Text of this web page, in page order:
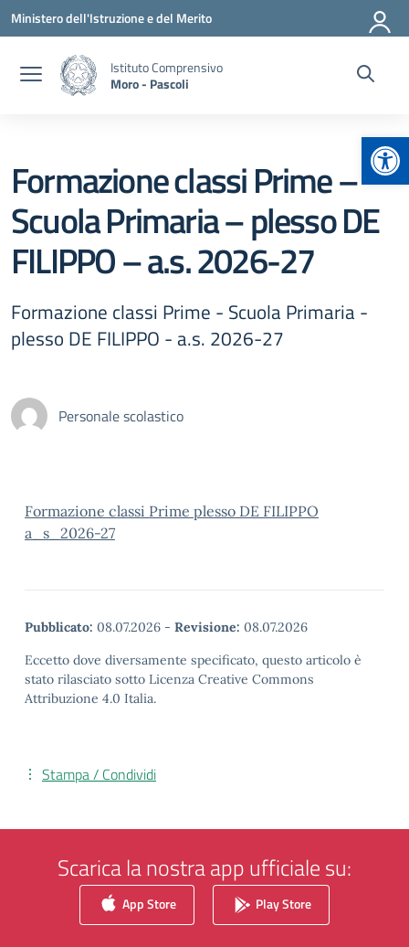
Vai ai contenuti
Vai al menu di navigazione
Vai al footer
Ministero dell'Istruzione e del Merito
Istituto Comprensivo
Moro - Pascoli
Formazione classi Prime –
Scuola Primaria – plesso DE
FILIPPO – a.s. 2026-27
Formazione classi Prime - Scuola Primaria -
plesso DE FILIPPO - a.s. 2026-27
Personale scolastico
Formazione classi Prime plesso DE FILIPPO
a_s_2026-27
Pubblicato: 08.07.2026 - Revisione: 08.07.2026
Eccetto dove diversamente specificato, questo articolo è
stato rilasciato sotto Licenza Creative Commons
Attribuzione 4.0 Italia.
Stampa / Condividi
Scarica la nostra app ufficiale su:
App Store Play Store